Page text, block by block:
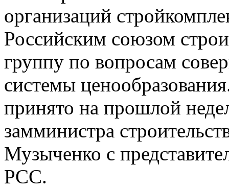
организаций
Российским союзом
группу по вопросам
системы
принято на прошлой
замминистра
Музыченко с
РСС.